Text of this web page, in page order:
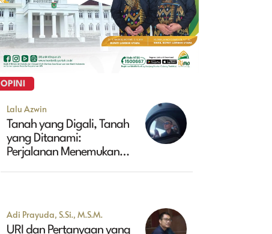
OPINI
Lalu Azwin
Tanah yang Digali, Tanah
yang Ditanami:
Perjalanan Menemukan
Adi Prayuda, S.Si., M.S.M.
URI dan Pertanyaan yang